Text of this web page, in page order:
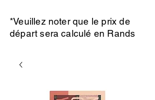
*Veuillez noter que le prix de
départ sera calculé en Rands